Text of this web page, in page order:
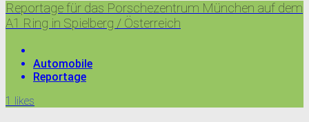
Reportage für das Porschezentrum München auf dem
A1 Ring in Spielberg / Österreich
Automobile
Reportage
1 likes